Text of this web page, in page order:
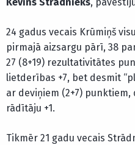
24 gadus vecais Krūmiņš
pirmajā aizsargu pārī, 38
27 (8+19) rezultativitātes
lietderības +7, bet desmit
ar deviņiem (2+7)
rādītāju +1.
Tikmēr 21 gadu vecais